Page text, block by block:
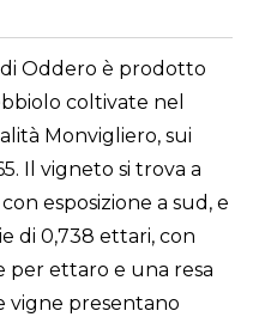
di Oddero è prodotto
coltivate nel
Monvigliero, sui
Il vigneto si trova a
esposizione a sud, e
di 0,738 ettari, con
per ettaro e una resa
vigne presentano